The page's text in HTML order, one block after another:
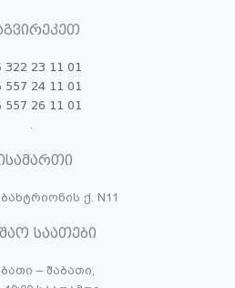
322 23 11 01
557 24 11 01
557 26 11 01
ქ. N11
საათები
– შაბათი,